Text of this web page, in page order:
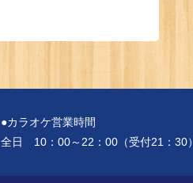
●カラオケ営業時間
全日 10：00～22：00（受付21：30）